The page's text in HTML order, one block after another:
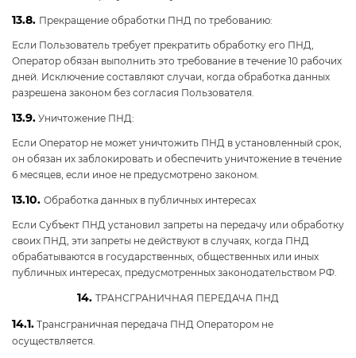
13.8. Прекращение обработки ПНД по требованию:
Если Пользователь требует прекратить обработку его ПНД,
Оператор обязан выполнить это требование в течение 10 рабочих
дней. Исключение составляют случаи, когда обработка данных
разрешена законом без согласия Пользователя.
13.9. Уничтожение ПНД:
Если Оператор не может уничтожить ПНД в установленный срок,
он обязан их заблокировать и обеспечить уничтожение в течение
6 месяцев, если иное не предусмотрено законом.
13.10. Обработка данных в публичных интересах
Если Субъект ПНД установил запреты на передачу или обработку
своих ПНД, эти запреты не действуют в случаях, когда ПНД
обрабатываются в государственных, общественных или иных
публичных интересах, предусмотренных законодательством РФ.
14. ТРАНСГРАНИЧНАЯ ПЕРЕДАЧА ПНД
14.1. Трансграничная передача ПНД Оператором не
осуществляется.